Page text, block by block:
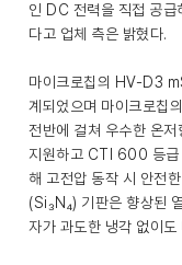
인 DC 전력을 직접 공
다고 업체 측은 밝혔다.
마이크로칩의 HV-D3
계되었으며 마이크로칩
전반에 걸쳐 우수한 온
지원하고 CTI 600 등급
해 고전압 동작 시 안전
(Si₃N₄) 기판은 향상된
자가 과도한 냉각 없이